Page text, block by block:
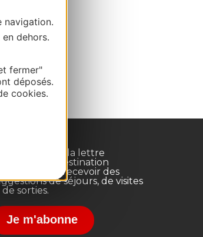
navigation.
dehors.
fermer"
déposés.
cookies.
vous à la lettre
Destination
pour recevoir des
de séjours, de visites
sorties.
Je m'abonne